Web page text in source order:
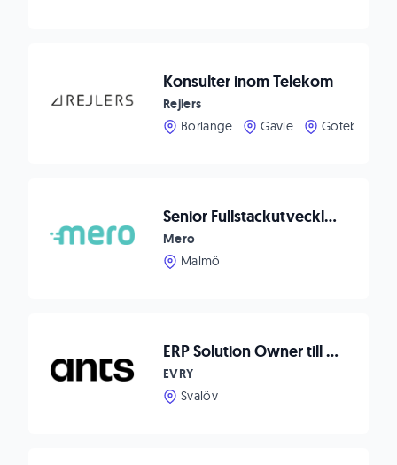
Konsulter inom Telekom
Rejlers
Borlänge
Gävle Göteborg
Senior Fullstackutvecklare till Alfa eCare
Mero
Malmö
ERP Solution Owner till Vidinge Grönt
EVRY
Svalöv